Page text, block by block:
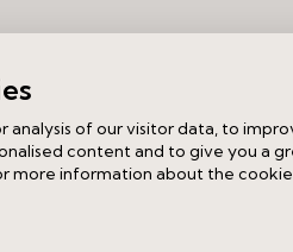
butiker, gym och
boende i en
38, 4 tr
analysis of our visitor data, to
content and to give you a
more information about the